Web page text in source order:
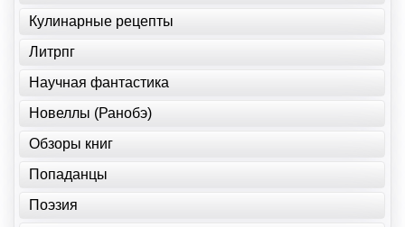
Кулинарные рецепты
Литрпг
Научная фантастика
Новеллы (Ранобэ)
Обзоры книг
Попаданцы
Поэзия